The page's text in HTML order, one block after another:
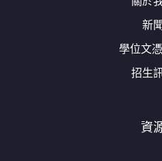
新聞
學位文
招生
資